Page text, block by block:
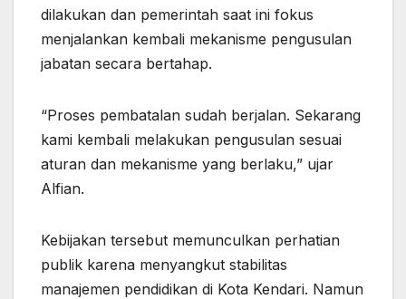
dilakukan dan pemerintah saat ini fokus
menjalankan kembali mekanisme pengusulan
jabatan secara bertahap.
“Proses pembatalan sudah berjalan. Sekarang
kami kembali melakukan pengusulan sesuai
aturan dan mekanisme yang berlaku,” ujar
Alfian.
Kebijakan tersebut memunculkan perhatian
publik karena menyangkut stabilitas
manajemen pendidikan di Kota Kendari. Namun